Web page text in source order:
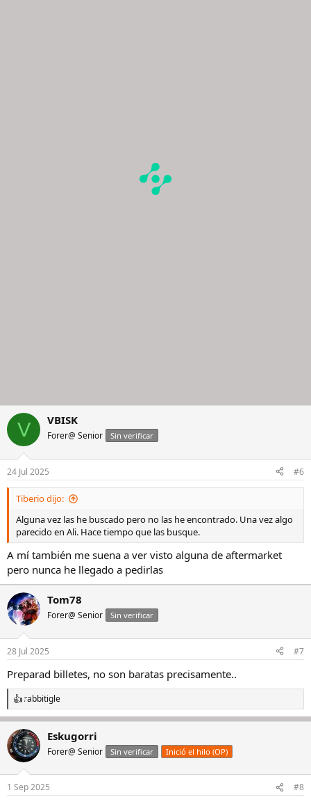
V VBISK
Forer@ Senior Sin verificar
24 Jul 2025 #6
Tiberio dijo:
Alguna vez las he buscado pero no las he encontrado. Una vez algo
parecido en Ali. Hace tiempo que las busque.
A mí también me suena a ver visto alguna de aftermarket
pero nunca he llegado a pedirlas
Tom78
Forer@ Senior Sin verificar
28 Jul 2025 #7
Preparad billetes, no son baratas precisamente..
R
e
a
c
c
i
e
rabbitigle
Eskugorri
Forer@ Senior Sin verificar Inició el hilo (OP)
1 Sep 2025 #8